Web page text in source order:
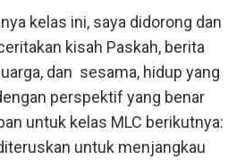
kelas ini, saya didorong dan
kisah Paskah, berita
dan sesama, hidup yang
perspektif yang benar
untuk kelas MLC berikutnya:
untuk menjangkau